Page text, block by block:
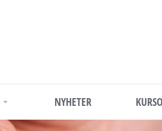
NYHETER